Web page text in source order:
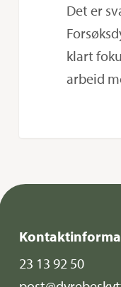
Det er
klart
arbeid
23 13 92 50